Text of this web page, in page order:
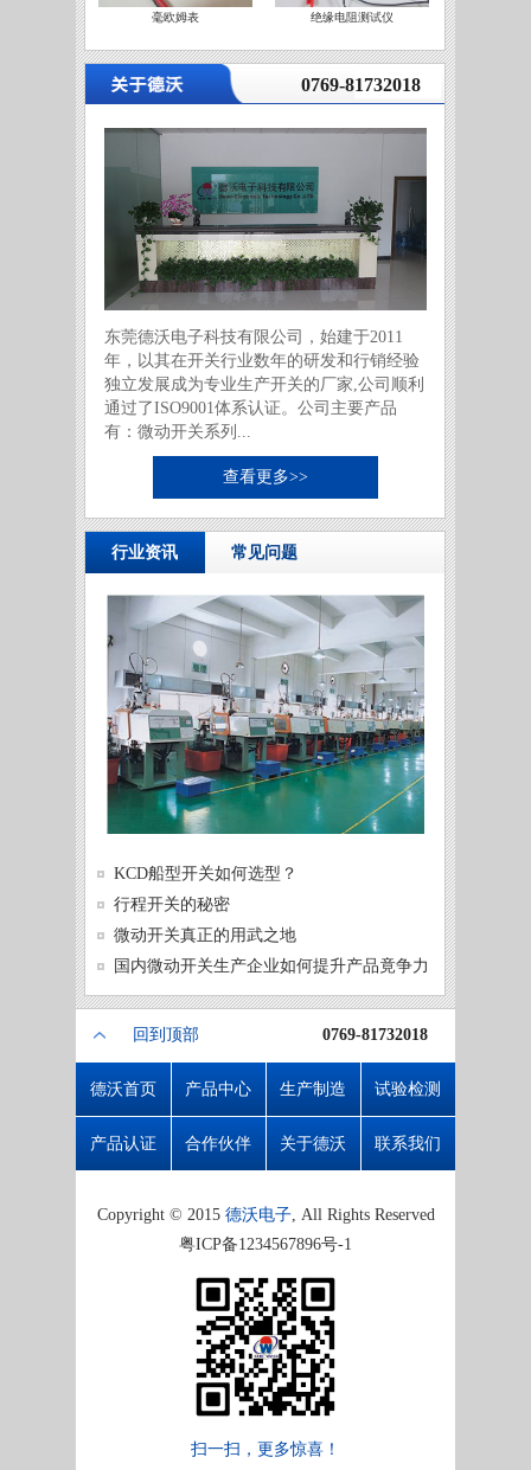
毫欧姆表 绝缘电阻测试仪
0769-81732018
东莞德沃电子科技有限公司，始建于2011
年，以其在开关行业数年的研发和行销经验
独立发展成为专业生产开关的厂家,公司顺利
通过了ISO9001体系认证。公司主要产品
有：微动开关系列...
查看更多>>
行业资讯 常见问题
KCD船型开关如何选型？
行程开关的秘密
微动开关真正的用武之地
国内微动开关生产企业如何提升产品竟争力
回到顶部 0769-81732018
德沃首页 产品中心 生产制造 试验检测
产品认证 合作伙伴 关于德沃 联系我们
Copyright © 2015 德沃电子, All Rights Reserved
粤ICP备1234567896号-1
扫一扫，更多惊喜！